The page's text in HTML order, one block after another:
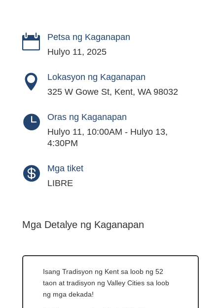

Petsa ng Kaganapan
Hulyo 11, 2025

Lokasyon ng Kaganapan
325 W Gowe St, Kent, WA 98032

Oras ng Kaganapan
Hulyo 11, 10:00AM - Hulyo 13,
4:30PM

Mga tiket
LIBRE
Mga Detalye ng Kaganapan
Isang Tradisyon ng Kent sa loob ng 52
taon at tradisyon ng Valley Cities sa loob
ng mga dekada!